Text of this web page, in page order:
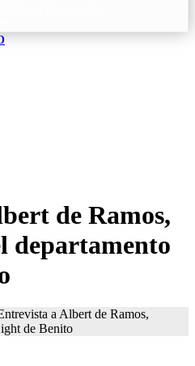
de Ramos,
departamento
a Albert de Ramos,
de Benito